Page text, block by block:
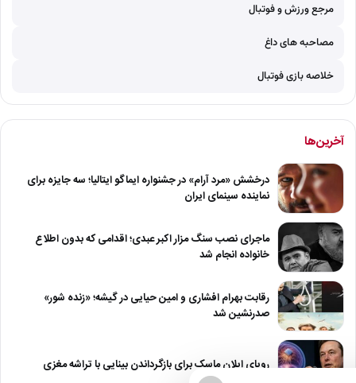
مرجع ورزش و فوتبال
مصاحبه های داغ
خلاصه بازی فوتبال
آخرین‌ها
درخشش «مرد آرام» در جشنواره ایماگو ایتالیا؛ سه جایزه برای
نماینده سینمای ایران
ماجرای نصب سنگ مزار اکبر عبدی؛ اقدامی که بدون اطلاع
خانواده انجام شد
رقابت بهرام افشاری و امین حیایی در گیشه؛ «زنده شور»
صدرنشین شد
رویای ایلان ماسک برای بازگرداندن بینایی با تراشه مغزی